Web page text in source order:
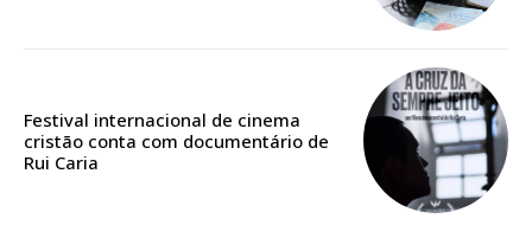
12 meses
Festival internacional de cinema
cristão conta com documentário de
Rui Caria